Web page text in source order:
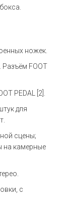
ножек.
Разъём FOOT
PEDAL [2].
для
сцены;
на камерные
с